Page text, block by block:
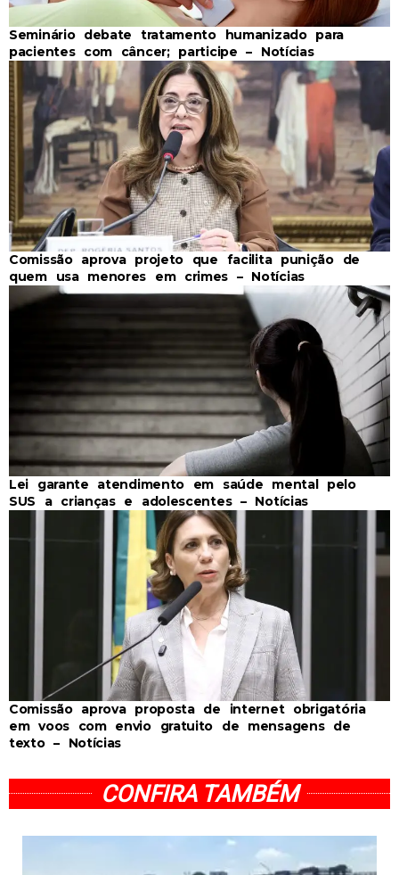
Seminário debate tratamento humanizado para
pacientes com câncer; participe – Notícias
Comissão aprova projeto que facilita punição de
quem usa menores em crimes – Notícias
Lei garante atendimento em saúde mental pelo
SUS a crianças e adolescentes – Notícias
Comissão aprova proposta de internet obrigatória
em voos com envio gratuito de mensagens de
texto – Notícias
CONFIRA TAMBÉM